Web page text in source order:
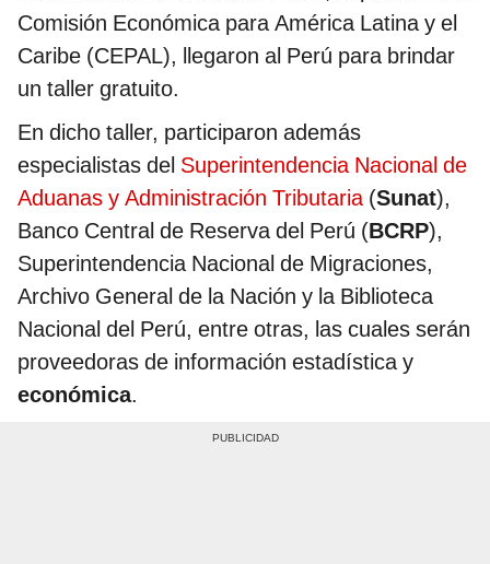
Comisión Económica para América Latina y el
Caribe (CEPAL), llegaron al Perú para brindar
un taller gratuito.
En dicho taller, participaron además
especialistas del Superintendencia Nacional de
Aduanas y Administración Tributaria(Sunat),
Banco Central de Reserva del Perú (BCRP),
Superintendencia Nacional de Migraciones,
Archivo General de la Nación y la Biblioteca
Nacional del Perú, entre otras, las cuales serán
proveedoras de información estadística y
económica.